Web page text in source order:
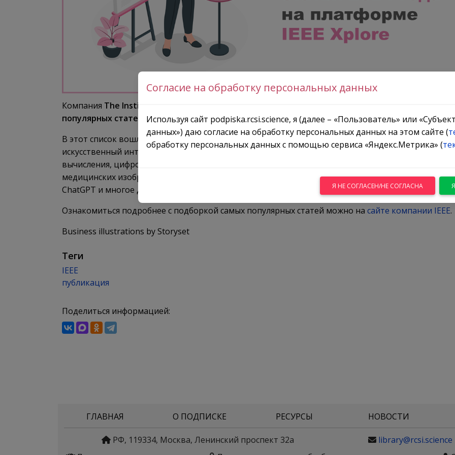
Компания The Institute of Electrical and Electronics Engineers (IEEE)
популярных статей 2024 года, получивших наибольшее число скачиваний на платформеIEEE
В этот список вошли работы, охватывающие целый спектр новых технологий, таких как
искусственный интеллект (AI), большие языковые модели (LLM), глубокие нейронные сети,
вычисления, цифровая трансформация, использование AI в здравоохранении, сегментация
медицинских изображений, генеративные диффузионные модели, восприятие пользователей
ChatGPT и многое другое.
Ознакомиться подробнее с подборкой самых популярных статей можно на сайте компании IEEE.
Business illustrations by Storyset
Теги
IEEE
публикация
Поделиться информацией:
ГЛАВНАЯ О ПОДПИСКЕ РЕСУРСЫ НОВОСТИ
РФ, 119334, Москва, Ленинский проспект 32а library@rcsi.science
Согласие на обработку персональных данных
Используя сайт podpiska.rcsi.science, я (далее – «Пользователь» или
данных») даю согласие на обработку персональных данных на этом сайте (
обработку персональных данных с помощью сервиса «Яндекс.Метрика» (
Я НЕ СОГЛАСЕН/НЕ СОГЛАСНА